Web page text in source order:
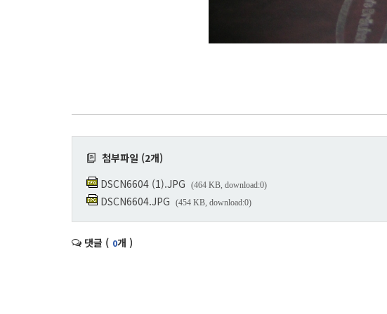
첨부파일 (2개)
DSCN6604 (1).JPG
(464 KB, download:0)
DSCN6604.JPG (454 KB, download:0)
댓글 ( 0개 )